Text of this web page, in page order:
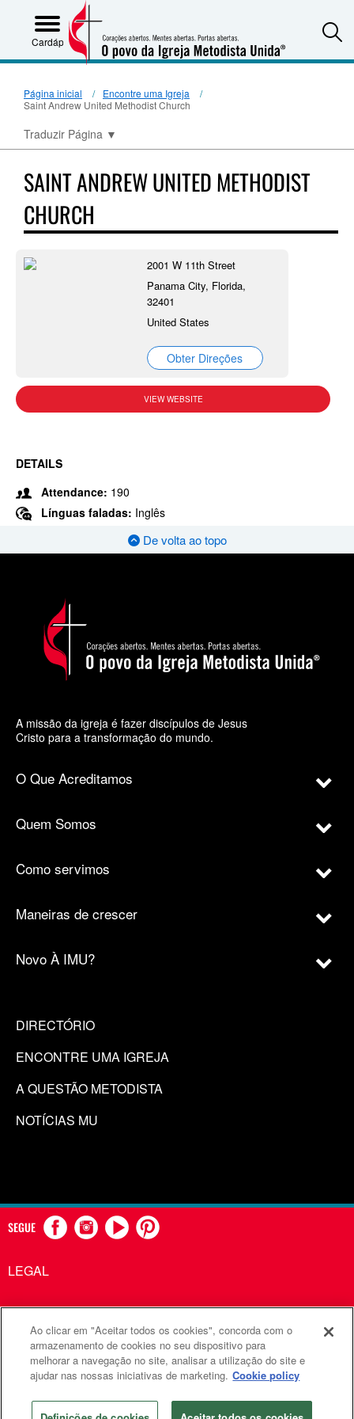
Cardápio
Página inicial
Encontre uma Igreja
Saint Andrew United Methodist Church
Traduzir Página ▼
SAINT ANDREW UNITED METHODIST
CHURCH
2001 W 11th Street
Panama City, Florida,
32401
United States
Obter Direções
VIEW WEBSITE
DETAILS
Attendance: 190
Línguas faladas: Inglês
De volta ao topo
A missão da igreja é fazer discípulos de Jesus
Cristo para a transformação do mundo.
O Que Acreditamos
Quem Somos
Como servimos
Maneiras de crescer
Novo À IMU?
DIRECTÓRIO
ENCONTRE UMA IGREJA
A QUESTÃO METODISTA
NOTÍCIAS MU
SEGUE
LEGAL
Comunicações Metodistas Unidas é uma agência da Igreja
Metodista Unida
©2026 Comunicações Metodistas Unidas. Todos os direitos
reservados
Ao clicar em "Aceitar todos os cookies", concorda com o
armazenamento de cookies no seu dispositivo para
melhorar a navegação no site, analisar a utilização do site e
ajudar nas nossas iniciativas de marketing. Cookie policy